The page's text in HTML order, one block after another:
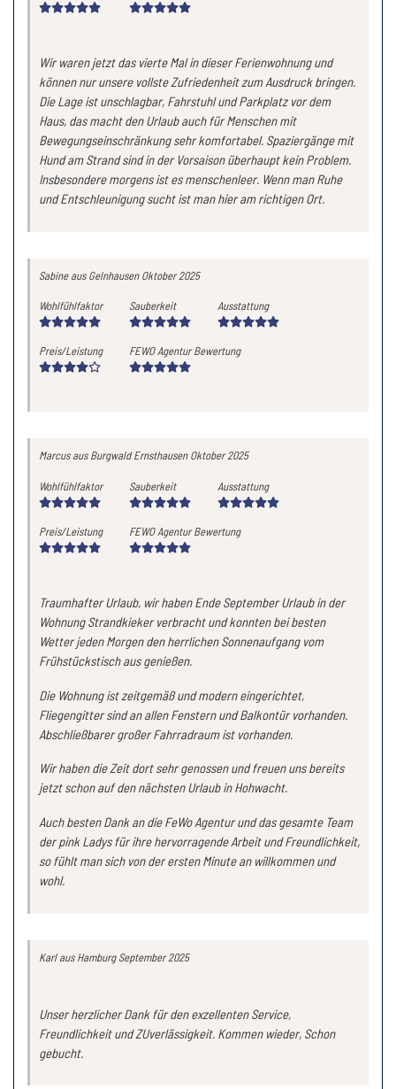
Wir waren jetzt das vierte Mal in dieser Ferienwohnung und
können nur unsere vollste Zufriedenheit zum Ausdruck bringen.
Die Lage ist unschlagbar, Fahrstuhl und Parkplatz vor dem
Haus, das macht den Urlaub auch für Menschen mit
Bewegungseinschränkung sehr komfortabel. Spaziergänge mit
Hund am Strand sind in der Vorsaison überhaupt kein Problem.
Insbesondere morgens ist es menschenleer. Wenn man Ruhe
und Entschleunigung sucht ist man hier am richtigen Ort.
Sabineaus Gelnhausen Oktober 2025
Wohlfühlfaktor Sauberkeit Ausstattung
Preis/Leistung FEWO Agentur Bewertung
Marcusaus Burgwald Ernsthausen Oktober 2025
Wohlfühlfaktor Sauberkeit Ausstattung
Preis/Leistung FEWO Agentur Bewertung
Traumhafter Urlaub, wir haben Ende September Urlaub in der
Wohnung Strandkieker verbracht und konnten bei besten
Wetter jeden Morgen den herrlichen Sonnenaufgang vom
Frühstückstisch aus genießen.
Die Wohnung ist zeitgemäß und modern eingerichtet,
Fliegengitter sind an allen Fenstern und Balkontür vorhanden.
Abschließbarer großer Fahrradraum ist vorhanden.
Wir haben die Zeit dort sehr genossen und freuen uns bereits
jetzt schon auf den nächsten Urlaub in Hohwacht.
Auch besten Dank an die FeWo Agentur und das gesamte Team
der pink Ladys für ihre hervorragende Arbeit und Freundlichkeit,
so fühlt man sich von der ersten Minute an willkommen und
wohl.
Karlaus Hamburg September 2025
Unser herzlicher Dank für den exzellenten Service,
Freundlichkeit und ZUverlässigkeit. Kommen wieder, Schon
gebucht.